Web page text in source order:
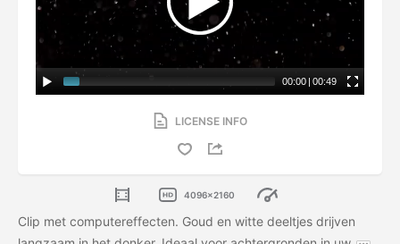
00:00 | 00:49
LICENSE INFO
4096x2160
Clip met computereffecten. Goud en witte deeltjes drijven